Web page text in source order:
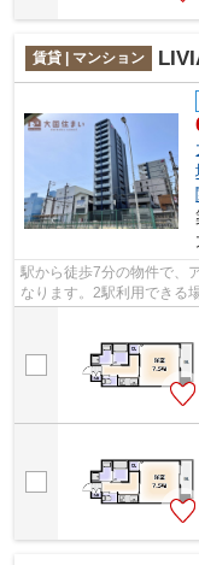
賃貸 | マンション
駅から徒歩7分の物件で、
なります。2駅利用できる